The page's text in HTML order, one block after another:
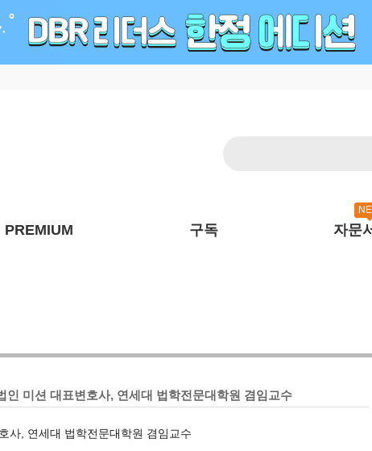
PREMIUM 구독 자문
인 미션 대표변호사, 연세대 법학전문대학원 겸임교수
사, 연세대 법학전문대학원 겸임교수